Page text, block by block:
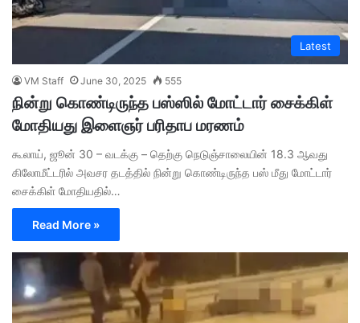
Latest
VM Staff June 30, 2025 555
நின்று கொண்டிருந்த பஸ்ஸில் மோட்டார் சைக்கிள்
மோதியது இளைஞர் பரிதாப மரணம்
கூலாய், ஜூன் 30 – வடக்கு – தெற்கு நெடுஞ்சாலையின் 18.3 ஆவது
கிலோமீட்டரில் அவசர தடத்தில் நின்று கொண்டிருந்த பஸ் மீது மோட்டார்
சைக்கிள் மோதியதில்…
Read More »